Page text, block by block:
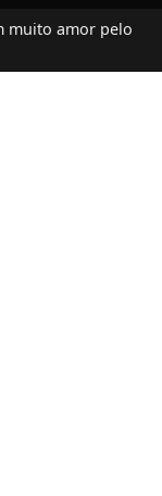
muito amor pelo